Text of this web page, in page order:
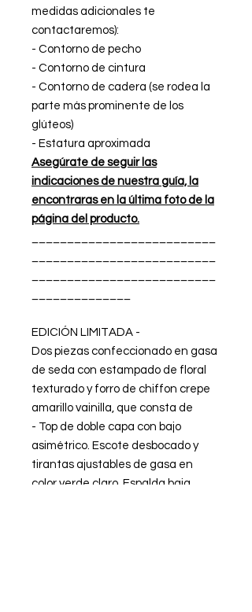
medidas adicionales te
contactaremos):
- Contorno de pecho
- Contorno de cintura
- Contorno de cadera (se rodea la
parte más prominente de los
glúteos)
- Estatura aproximada
Asegúrate de seguir las
indicaciones de nuestra guía, la
encontraras en la última foto de la
página del producto.
EDICIÓN LIMITADA -
Dos piezas confeccionado en gasa
de seda con estampado de floral
texturado y forro de chiffon crepe
amarillo vainilla, que consta de
- Top de doble capa con bajo
asimétrico. Escote desbocado y
tirantas ajustables de gasa en
color verde claro. Espalda baja